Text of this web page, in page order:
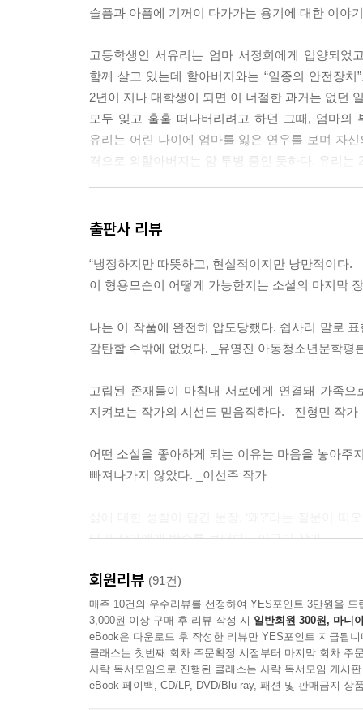
슬픔과 아픔에 기꺼이 다가가는 용기에 대한 이야
고등학생인 서유리는 엄마 서정희에게 입양되
함께 살고 있는데 할아버지와는 “일종의 안전장
2년이 지나 대학생이 되면 이 너절한 과거는 없던
모두 잊고 훌훌 떠나버리려고 하던 그때, 엄마
유리는 어린 나이에 엄마를 잃은 연우를 보며 자
격으로 외할아버지는 암 투병 중인 듯하다. 유리
좋았다. 유리는 자신의 상처를 직면하는 일에도,
주고받는 이해와 선의를 유예하지 않는다. 그들을
했을“ 마음들을 가만 더듬어볼 수 있는 바람 같은
봄을 기다릴 것이다.
출판사 리뷰
“냉정하지만 따뜻하고, 현실적이지만 낭만적이다.
이 형용모순이 어떻게 가능한지는 소설의 마지막
나는 이 작품에 완전히 압도당했다. 쉽사리 말로
감탄할 수밖에 없었다. _유영진 아동청소년문학평
고립된 존재들이 마침내 서로에게 연결돼 가족
지켜보는 작가의 시선도 믿음직하다. _진형민 작가
어떤 소설을 좋아하게 되는 이유는 마음을 놓아주
빠져나가지 않았다. _이선주 작가
나간 작가에게 박수를 보낸다. _이금이 작가
이 작품이 보여 준 선의는 믿음직스러웠다. 우
있는지를 알게 한다. _송수연 아동청소년문학평론
마지막 장을 덮었을 때 손에 남은 온기가 가장 사
_드라마 〈그해 우리는〉 이나은 작가
회원리뷰 (91건)
매주 10건의 우수리뷰를 선정하여 YES포인트 3만원을 드
3,000원 이상 구매 후 리뷰 작성 시 일반회원 300원, 마니
eBook은 다운로드 후 작성한 리뷰만 YES포인트 지급됩니
클래스는 첫번째 회차 주문확정 시점부터 마지막 회차 주
사락 독서모임으로 진행된 클래스는 사락 독서모임 게시
eBook 페이백, CD/LP, DVD/Blu-ray, 패션 및 판매금지 상